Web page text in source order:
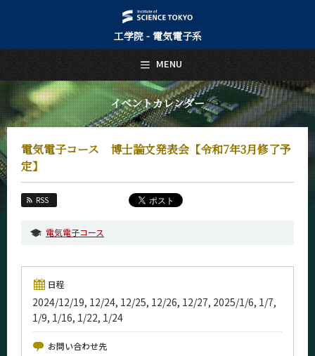
工学院 - 電気電子系
イベントカレンダー
電気電子コース 博士論文発表会【令和7年3月修了予
定】
RSS
電気電子コース
日程
2024/12/19, 12/24, 12/25, 12/26, 12/27, 2025/1/6, 1/7,
1/9, 1/16, 1/22, 1/24
お問い合わせ先
MENU
日本語 English
トップページ
Top Page
電気電子系について
About Us
教員・研究室
Faculty and Laboratories
未来
Admissions
電気電子系 News
News
イベントカレンダー